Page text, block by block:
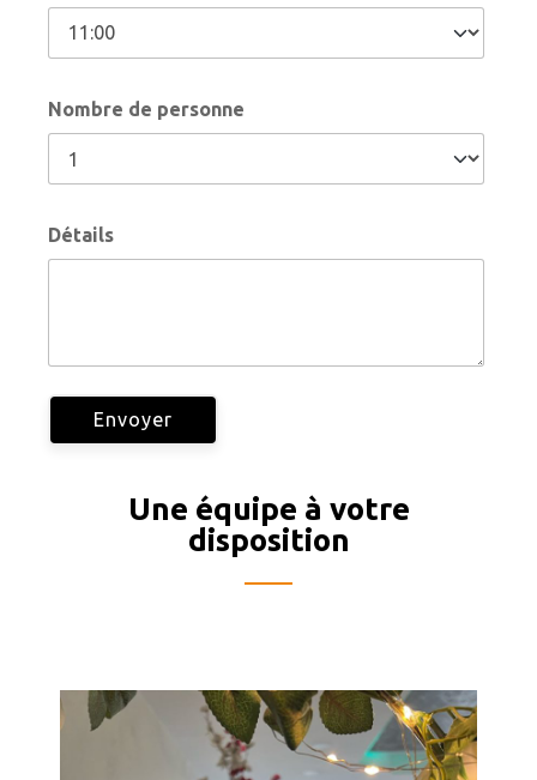
Nombre de personne
Détails
Envoyer
Une équipe à votre
disposition